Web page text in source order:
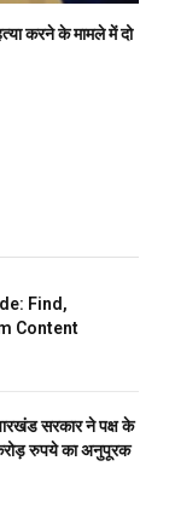
करने के मामले में दो
Find,
Content
सरकार ने पक्ष के
रुपये का अनुपूरक